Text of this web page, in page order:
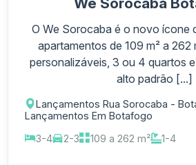
O We Sorocaba é o novo ícone
apartamentos de 109 m² a 262
personalizáveis, 3 ou 4 quartos
alto padrão [...]
Lançamentos Rua Sorocaba -
Lançamentos Em Botafogo
3-4
2-3 109 a 262 m² 1-4